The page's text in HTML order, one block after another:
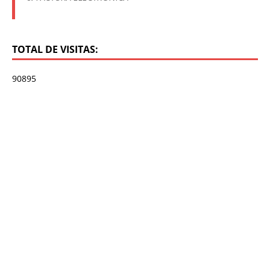
TOTAL DE VISITAS:
90895